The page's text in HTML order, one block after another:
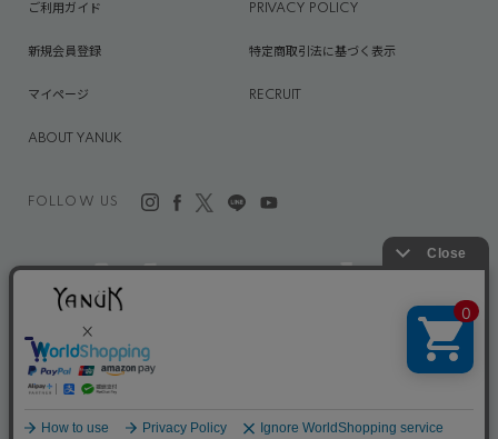
FOLLOW US
ご利用ガイド PRIVACY POLICY
新規会員登録 特定商取引法に基づく表示
マイページ RECRUIT
ABOUT YANUK
©CAITAC INTERNATIONAL,INC.